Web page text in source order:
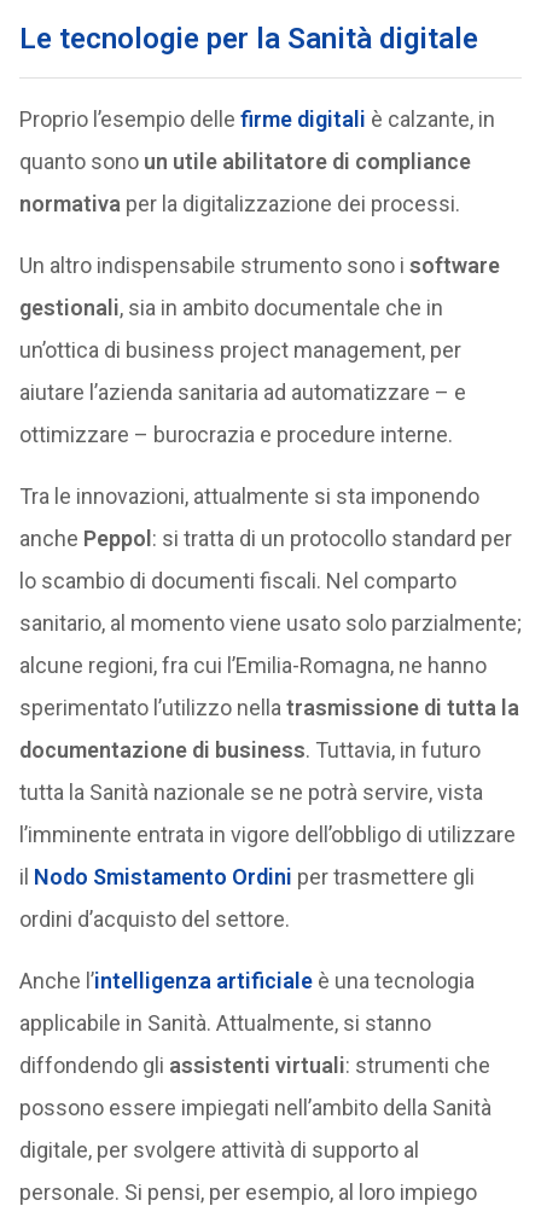
Le tecnologie per la Sanità digitale
Proprio l’esempio delle firme digitali è calzante, in
quanto sono un utile abilitatore di compliance
normativa per la digitalizzazione dei processi.
Un altro indispensabile strumento sono i software
gestionali, sia in ambito documentale che in
un’ottica di business project management, per
aiutare l’azienda sanitaria ad automatizzare – e
ottimizzare – burocrazia e procedure interne.
Tra le innovazioni, attualmente si sta imponendo
anche Peppol : si tratta di un protocollo standard per
lo scambio di documenti fiscali. Nel comparto
sanitario, al momento viene usato solo parzialmente;
alcune regioni, fra cui l’Emilia-Romagna, ne hanno
sperimentato l’utilizzo nella trasmissione di tutta la
documentazione di business. Tuttavia, in futuro
tutta la Sanità nazionale se ne potrà servire, vista
l’imminente entrata in vigore dell’obbligo di utilizzare
il Nodo Smistamento Ordini per trasmettere gli
ordini d’acquisto del settore.
Anche l’intelligenza artificiale è una tecnologia
applicabile in Sanità. Attualmente, si stanno
diffondendo gli assistenti virtuali: strumenti che
possono essere impiegati nell’ambito della Sanità
digitale, per svolgere attività di supporto al
personale. Si pensi, per esempio, al loro impiego